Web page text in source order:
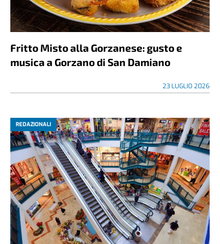
Fritto Misto alla Gorzanese: gusto e
musica a Gorzano di San Damiano
23 LUGLIO 2026
REDAZIONALI